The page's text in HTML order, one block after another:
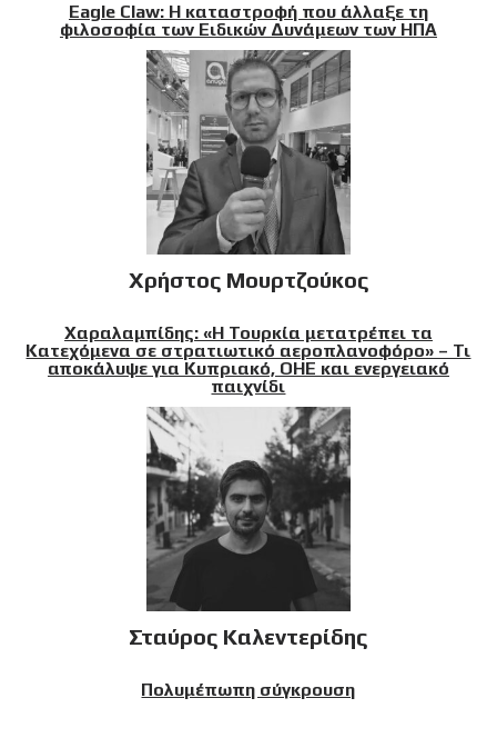
Eagle Claw: Η καταστροφή που άλλαξε τη
φιλοσοφία των Ειδικών Δυνάμεων των ΗΠΑ
Χρήστος Μουρτζούκος
Χαραλαμπίδης: «Η Τουρκία μετατρέπει τα
Κατεχόμενα σε στρατιωτικό αεροπλανοφόρο» – Τι
αποκάλυψε για Κυπριακό, ΟΗΕ και ενεργειακό
παιχνίδι
Σταύρος Καλεντερίδης
Πολυμέπωπη σύγκρουση